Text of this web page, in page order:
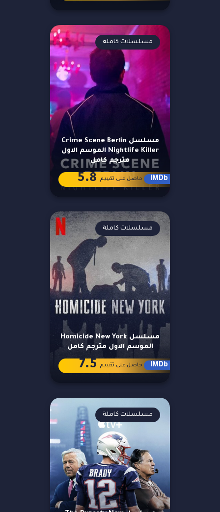
مسلسل Crime Scene Berlin
Nightlife Killer الموسم الاول
مترجم كامل
مسلسلات كاملة
IMDb حاصل على تقييم 5.8
مسلسل Homicide New York
الموسم الاول مترجم كامل
مسلسلات كاملة
IMDb حاصل على تقييم 7.5
مسلسلات كاملة